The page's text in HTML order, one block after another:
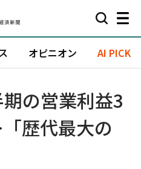
オピニオン AI PICK
の営業利益3
歴代最大の